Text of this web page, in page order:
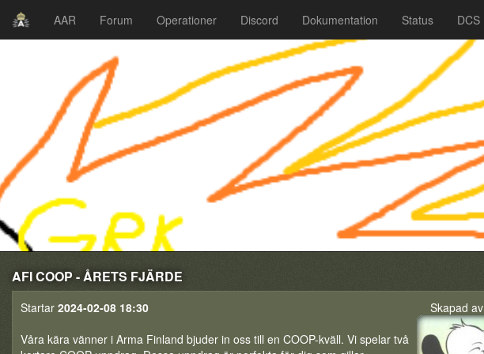
AAR Forum Operationer Discord Dokumentation Status DCS
AFI COOP - ÅRETS FJÄRDE
Skapad av
Startar 2024-02-08 18:30
Våra kära vänner i Arma Finland bjuder in oss till en COOP-kväll. Vi spelar två